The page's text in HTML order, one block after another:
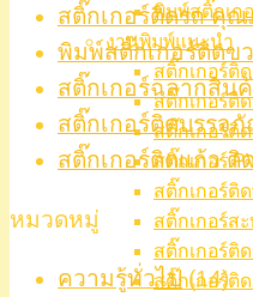
พิมพ์สติ๊กเก
งานพิมพ์แนะนำ
สติ๊กเกอร์ติ
สติ๊กเกอร์ติ
สติ๊กเกอร์ติ
สติ๊กเกอร์
สติ๊กเกอร์ติ
สติ๊กเกอร์ส
สติ๊กเกอร์ติ
สติ๊กเกอร์ติ
สติ๊กเกอร์ติดรถ คุ
พิมพ์สติ๊กเกอร์ติดข
สติ๊กเกอร์ฉลากสิน
สติ๊กเกอร์ติดบรรจุ
สติ๊กเกอร์ติดแก้ว
หมวดหมู่
ความรู้ทั่วไป(14)